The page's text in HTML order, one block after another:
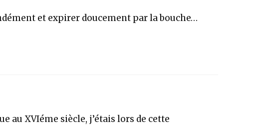
et expirer doucement par la bouche…
au XVIéme siècle, j’étais lors de cette